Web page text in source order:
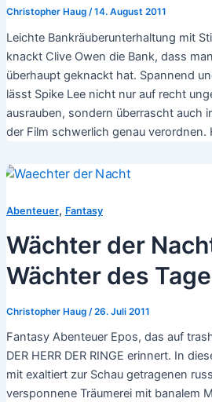
Christopher Haug /14. August 2011
Leichte Bankräuberunterhaltung mit
knackt Clive Owen die Bank, dass
überhaupt geknackt hat. Spannend
lässt Spike Lee nicht nur auf recht
ausrauben, sondern überrascht auch
der Film schwerlich genau verordnen.
Abenteuer, Fantasy
Wächter der
Wächter des
Christopher Haug /26. Juli 2011
Fantasy Abenteuer Epos, das auf
DER HERR DER RINGE erinnert. In
mit exaltiert zur Schau getragenen
versponnene Träumerei mit banalem